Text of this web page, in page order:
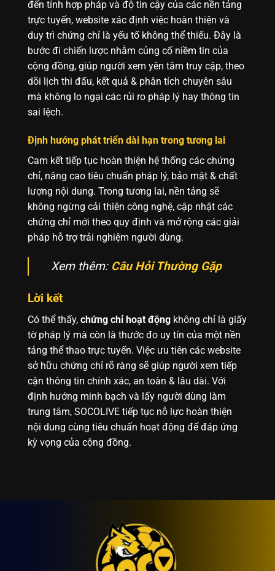
đến tính hợp pháp và độ tin cậy của các nền tảng
trực tuyến, website xác định việc hoàn thiện và
duy trì chứng chỉ là yếu tố không thể thiếu. Đây là
bước đi chiến lược nhằm củng cố niềm tin của
cộng đồng, giúp người xem yên tâm truy cập, theo
dõi lịch thi đấu, kết quả & phân tích chuyên sâu
mà không lo ngại các rủi ro pháp lý hay thông tin
sai lệch.
Định hướng phát triển dài hạn trong tương lai
Cam kết tiếp tục hoàn thiện hệ thống các chứng
chỉ, nâng cao tiêu chuẩn pháp lý, bảo mật & chất
lượng nội dung. Trong tương lai, nền tảng sẽ
không ngừng cải thiện công nghệ, cập nhật các
chứng chỉ mới theo quy định và mở rộng các giải
pháp hỗ trợ trải nghiệm người dùng.
Xem thêm: Câu Hỏi Thường Gặp
Lời kết
Có thể thấy, chứng chỉ hoạt động không chỉ là giấy
tờ pháp lý mà còn là thước đo uy tín của một nền
tảng thể thao trực tuyến. Việc ưu tiên các website
sở hữu chứng chỉ rõ ràng sẽ giúp người xem tiếp
cận thông tin chính xác, an toàn & lâu dài. Với
định hướng minh bạch và lấy người dùng làm
trung tâm, SOCOLIVE tiếp tục nỗ lực hoàn thiện
nội dung cùng tiêu chuẩn hoạt động để đáp ứng
kỳ vọng của cộng đồng.